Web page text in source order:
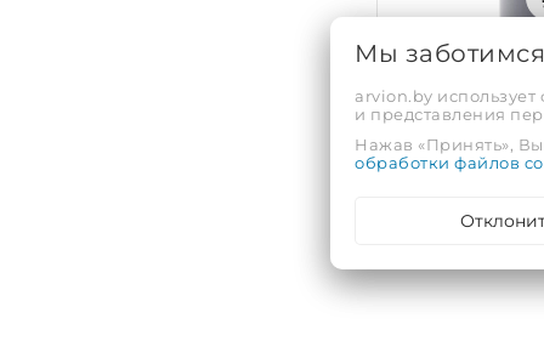
Тройник ПП
Код: 18599
8,98 руб.
Мы
arvion.by
и представления
Нажав «Принять», Вы
обработки файлов